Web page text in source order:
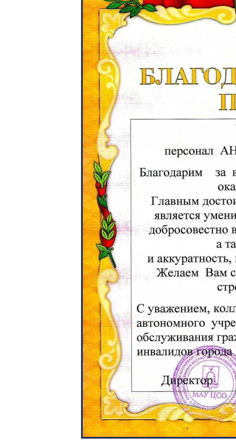
Психиатрическая экспертиза
Рецензия на экспертное заключение
Фоноскопическая экспертиза
Экономическая экспертиза